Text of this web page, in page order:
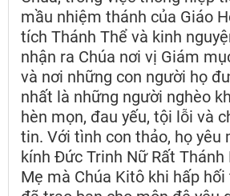
mầu nhiệm thánh của Giáo
tích Thánh Thể và kinh
nhận ra Chúa nơi vị Giám
và nơi những con người họ
nhất là những người nghèo
hèn mọn, đau yếu, tội lỗi và
tin. Với tình con thảo, họ yêu
kính Đức Trinh Nữ Rất Thánh
Mẹ mà Chúa Kitô khi hấp